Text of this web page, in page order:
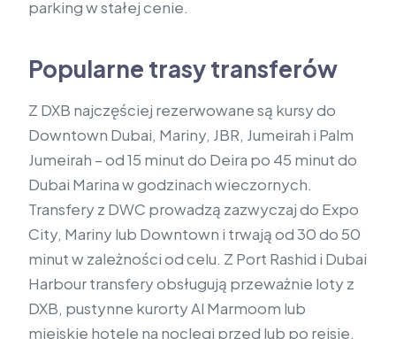
parking w stałej cenie.
Popularne trasy transferów
Z DXB najczęściej rezerwowane są kursy do
Downtown Dubai, Mariny, JBR, Jumeirah i Palm
Jumeirah – od 15 minut do Deira po 45 minut do
Dubai Marina w godzinach wieczornych.
Transfery z DWC prowadzą zazwyczaj do Expo
City, Mariny lub Downtown i trwają od 30 do 50
minut w zależności od celu. Z Port Rashid i Dubai
Harbour transfery obsługują przeważnie loty z
DXB, pustynne kurorty Al Marmoom lub
miejskie hotele na noclegi przed lub po rejsie.